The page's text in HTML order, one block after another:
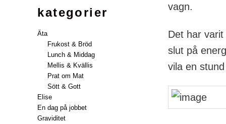
vagn.
Det har
slut på
vila en
kategorier
Äta
Frukost & Bröd
Lunch & Middag
Mellis & Kvällis
Prat om Mat
Sött & Gott
Elise
En dag på jobbet
Graviditet